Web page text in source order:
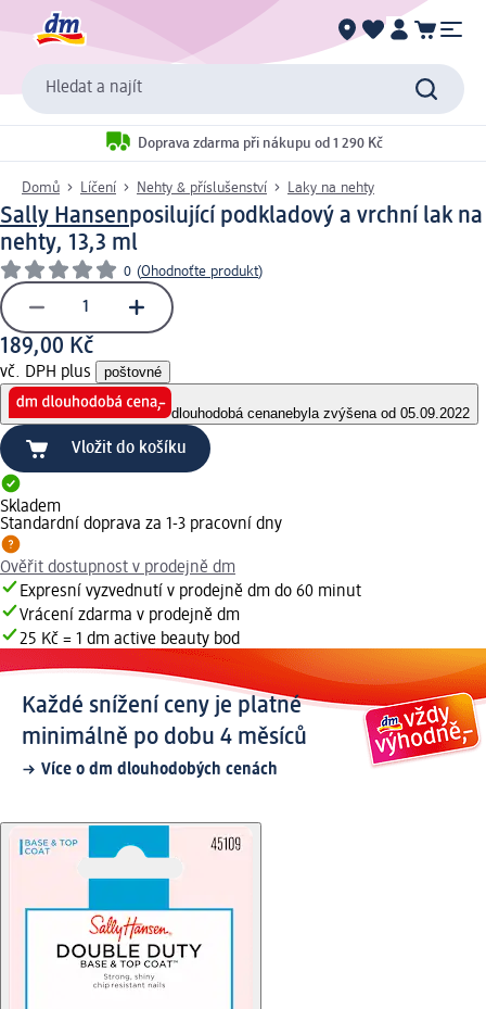
Hledat a najít
Doprava zdarma při nákupu od 1 290 Kč
Domů Líčení Nehty & příslušenství Laky na nehty
Sally Hansenposilující podkladový a vrchní lak na
nehty, 13,3 ml
0 (Ohodnoťte produkt)
189,00 Kč
vč. DPH plus poštovné
dlouhodobá cenanebyla zvýšena od 05.09.2022
Vložit do košíku
Skladem
Standardní doprava za 1-3 pracovní dny
Ověřit dostupnost v prodejně dm
Expresní vyzvednutí v prodejně dm do 60 minut
Vrácení zdarma v prodejně dm
25 Kč = 1 dm active beauty bod
Každé snížení ceny je platné
minimálně po dobu 4 měsíců
Více o dm dlouhodobých cenách